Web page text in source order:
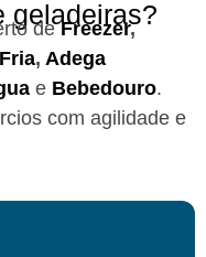
geladeiras?
deFreezer,
, Adega
e Bebedouro.
com agilidade e